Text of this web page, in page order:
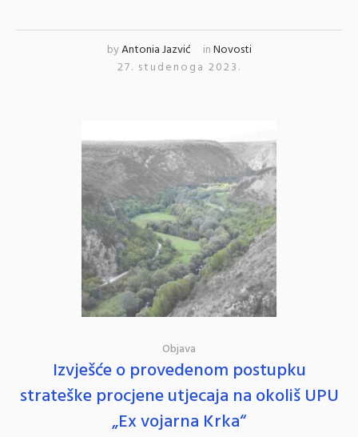
byAntonia Jazvić inNovosti
27. studenoga 2023.
Objava
Izvješće o provedenom postupku
strateške procjene utjecaja na okoliš UPU
„Ex vojarna Krka“